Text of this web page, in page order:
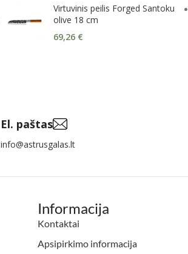
Virtuvinis peilis Forged Santoku
olive 18 cm
69,26 €
El. paštas
info@astrusgalas.lt
Informacija
Kontaktai
Apsipirkimo informacija